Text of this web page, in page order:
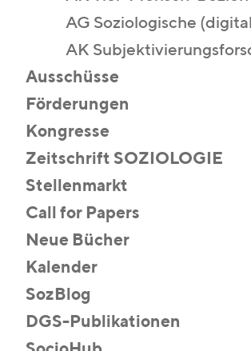
AG Soziologische
AK
Ausschüsse
Förderungen
Kongresse
Zeitschrift SOZIOLOGIE
Stellenmarkt
Call for Papers
Neue Bücher
Kalender
SozBlog
DGS-Publikationen